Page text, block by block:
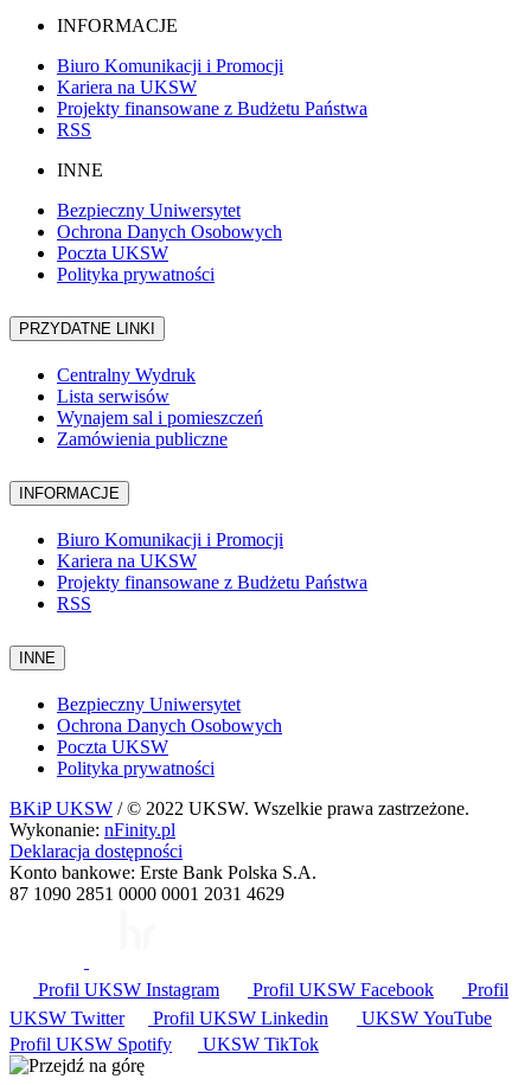
INFORMACJE
Biuro Komunikacji i Promocji
Kariera na UKSW
Projekty finansowane z Budżetu Państwa
RSS
INNE
Bezpieczny Uniwersytet
Ochrona Danych Osobowych
Poczta UKSW
Polityka prywatności
PRZYDATNE LINKI
Centralny Wydruk
Lista serwisów
Wynajem sal i pomieszczeń
Zamówienia publiczne
INFORMACJE
Biuro Komunikacji i Promocji
Kariera na UKSW
Projekty finansowane z Budżetu Państwa
RSS
INNE
Bezpieczny Uniwersytet
Ochrona Danych Osobowych
Poczta UKSW
Polityka prywatności
BKiP UKSW / © 2022 UKSW. Wszelkie prawa zastrzeżone.
Wykonanie: nFinity.pl
Deklaracja dostępności
Konto bankowe: Erste Bank Polska S.A.
87 1090 2851 0000 0001 2031 4629
Profil UKSW Instagram Profil UKSW Facebook
Profil
UKSW Twitter Profil UKSW Linkedin UKSW YouTube
Profil UKSW Spotify UKSW TikTok